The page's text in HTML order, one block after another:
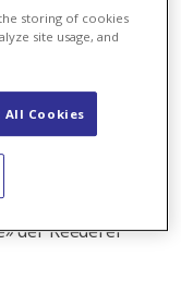
zu-Schiff-
wurde Bio-LNG
den
der Reederei
storing of cookies
site usage, and
All Cookies